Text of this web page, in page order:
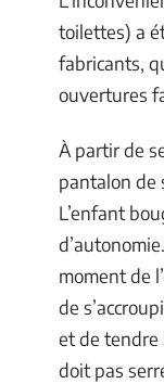
toilettes) a
fabricants,
ouvertures
À partir de
pantalon de
L’enfant
moment de
de
et de tendre
doit pas